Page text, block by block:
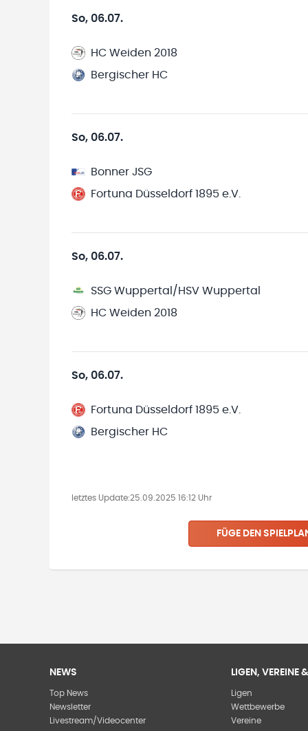
So, 06.07.
HC Weiden 2018
Bergischer HC
So, 06.07.
Bonner JSG
Fortuna Düsseldorf 1895 e.V.
So, 06.07.
SSG Wuppertal/HSV Wuppertal
HC Weiden 2018
So, 06.07.
Fortuna Düsseldorf 1895 e.V.
Bergischer HC
letztes Update:25.09.2025 16:12 Uhr
FÜGE DEN
NEWS
Top News
Newsletter
Livestream/Videocenter
LIGEN, VEREINE
Ligen
Wettbewerbe
Vereine